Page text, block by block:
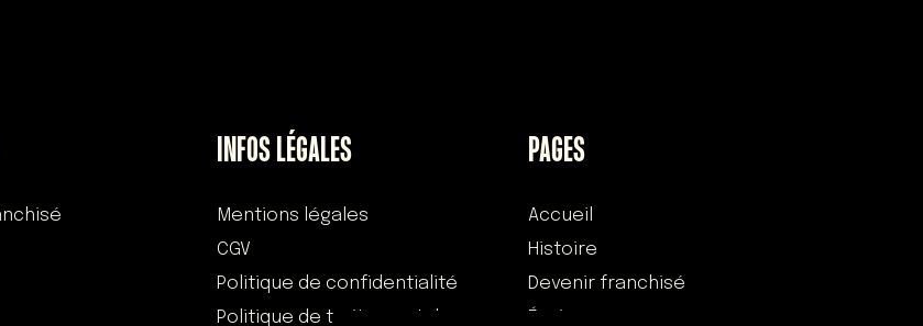
INFOS LÉGALES
Mentions légales
CGV
Politique de confidentialité
Politique de traitement des
PAGES
Accueil
Histoire
Devenir franchisé